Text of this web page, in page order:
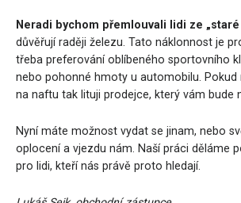
Neradi bychom přemlouvali lidi ze „staré
důvěřují raději železu. Tato náklonnost je
třeba preferování oblíbeného sportovního
nebo pohonné hmoty u automobilu. Pokud
na naftu tak lituji prodejce, který vám bude
Nyní máte možnost vydat se jinam, nebo
oplocení a vjezdu nám. Naší práci děláme
pro lidi, kteří nás právě proto hledají.